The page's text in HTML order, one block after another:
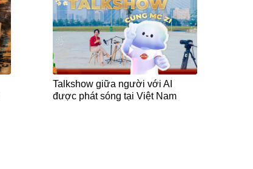
Talkshow giữa người với AI
được phát sóng tại Việt Nam